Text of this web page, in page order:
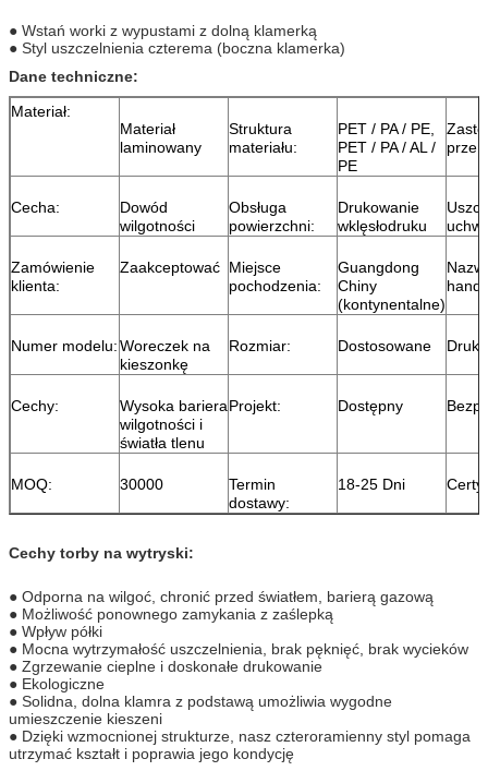
● Wstań worki z wypustami z dolną klamerką
● Styl uszczelnienia czterema (boczna klamerka)
Dane techniczne:
Materiał:
Materiał
laminowany
Struktura
materiału:
PET / PA / PE,
PET / PA / AL /
PE
Cecha:
Dowód
wilgotności
Obsługa
powierzchni:
Drukowanie
wklęsłodruku
Zamówienie
klienta:
Zaakceptować Miejsce
pochodzenia:
Guangdong
Chiny
(kontynentalne)
Numer modelu:Woreczek na
kieszonkę
Rozmiar: Dostosowane Druk:
Cechy:
Wysoka bariera
wilgotności i
światła tlenu
Projekt: Dostępny
MOQ: 30000
Termin
dostawy:
18-25 Dni
Cechy torby na wytryski:
● Odporna na wilgoć, chronić przed światłem, barierą gazową
● Możliwość ponownego zamykania z zaślepką
● Wpływ półki
● Mocna wytrzymałość uszczelnienia, brak pęknięć, brak wycieków
● Zgrzewanie cieplne i doskonałe drukowanie
● Ekologiczne
● Solidna, dolna klamra z podstawą umożliwia wygodne
umieszczenie kieszeni
● Dzięki wzmocnionej strukturze, nasz czteroramienny styl pomaga
utrzymać kształt i poprawia jego kondycję